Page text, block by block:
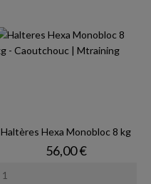
Haltères Hexa Monobloc 8 kg
Prix
56,00 €